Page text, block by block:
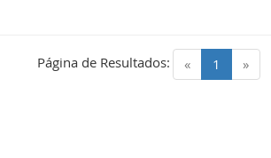
« 1 (current)
»
Página de Resultados: